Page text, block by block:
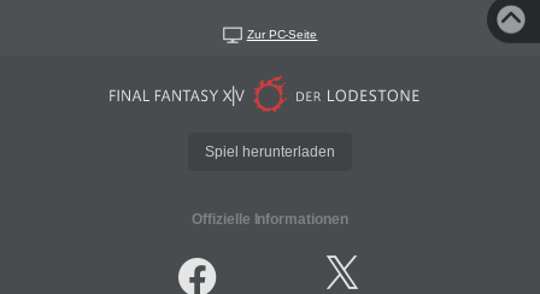
Zur PC-Seite
Spiel herunterladen
Offizielle Informationen